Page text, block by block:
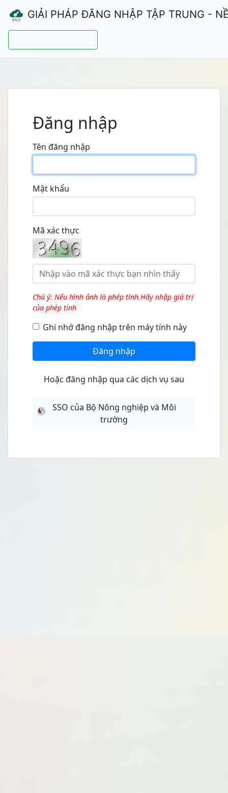
GIẢI PHÁP ĐĂNG NHẬP TẬP TRUNG -
Đăng nhập
Tên đăng nhập
Mật khẩu
Mã xác thực
Chú ý: Nếu hình ảnh là phép tính.Hãy nhập giá trị
của phép tính
Ghi nhớ đăng nhập trên máy tính này
Đăng nhập
Hoặc đăng nhập qua các dịch vụ sau
SSO của Bộ Nông nghiệp và Môi
trường